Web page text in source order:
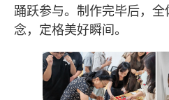
踊跃参与。制作完毕后，
念，定格美好瞬间。